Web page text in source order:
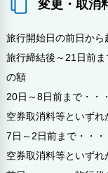
変更・取消
旅行開始日の前日から
旅行締結後～21日前
の額
20日～8日前まで・・
空券取消料等といずれ
7日～2日前まで・・
空券取消料等といずれ